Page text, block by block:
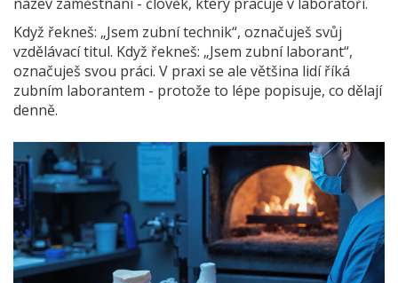
Když řekneš: „Jsem zubní technik“, označuješ svůj
vzdělávací titul. Když řekneš: „Jsem zubní laborant“,
označuješ svou práci. V praxi se ale většina lidí říká
zubním laborantem - protože to lépe popisuje, co dělají
denně.